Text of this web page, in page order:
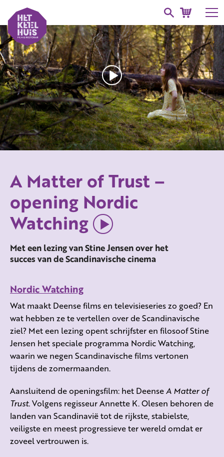
A Matter of Trust –
opening Nordic
Watching
Met een lezing van Stine Jensen over het
succes van de Scandinavische cinema
Nordic Watching
Wat maakt Deense films en televisieseries zo goed? En
wat hebben ze te vertellen over de Scandinavische
ziel? Met een lezing opent schrijfster en filosoof Stine
Jensen het speciale programma Nordic Watching,
waarin we negen Scandinavische films vertonen
tijdens de zomermaanden.
Aansluitend de openingsfilm: het DeenseA Matter of
Trust.Volgens regisseur Annette K. Olesen behoren de
landen van Scandinavië tot de rijkste, stabielste,
veiligste en meest progressieve ter wereld omdat er
zoveel vertrouwen is.